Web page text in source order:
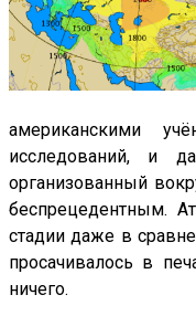
американскими
исследований, и
организованный
беспрецедентным.
стадии даже в
просачивалось в
ничего.